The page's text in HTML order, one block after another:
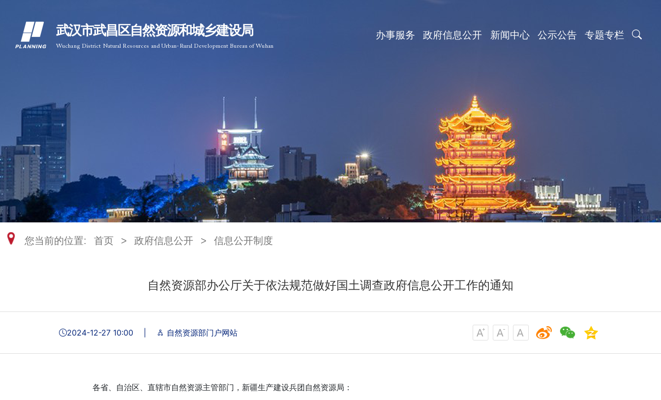
武汉市武昌区自然资源和城乡建设局
Wuchang District Natural Resources and Urban-Rural Development Bureau of Wuhan
办事服务 政府信息公开 新闻中心 公示公告 专题专栏
您当前的位置: 首页 > 政府信息公开 > 信息公开制度
自然资源部办公厅关于依法规范做好国土调查政府信息公开工作的通知
2024-12-27 10:00 自然资源部门户网站
各省、自治区、直辖市自然资源主管部门，新疆生产建设兵团自然资源局：